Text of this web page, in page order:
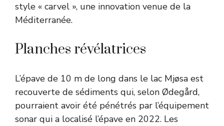
style « carvel », une innovation venue de la
Méditerranée.
Planches révélatrices
L’épave de 10 m de long dans le lac Mjøsa est
recouverte de sédiments qui, selon Ødegård,
pourraient avoir été pénétrés par l’équipement
sonar qui a localisé l’épave en 2022. Les